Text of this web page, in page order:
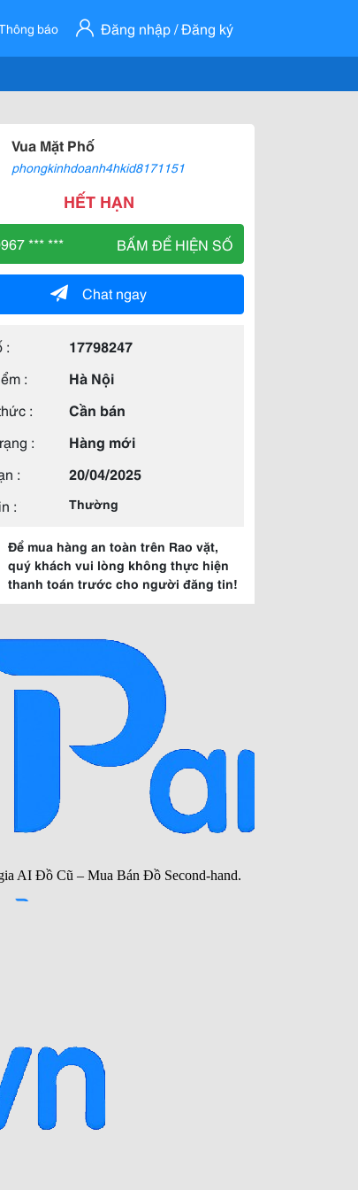
báo Đăng nhập / Đăng ký
Vua Mặt Phố
phongkinhdoanh4hkid8171151
HẾT HẠN
*** *** BẤM ĐỂ HIỆN SỐ
Chat ngay
:
17798247
:
Hà Nội
:
Cần bán
:
Hàng mới
:
20/04/2025
:
Thường
Để mua hàng an toàn trên Rao vặt,
quý khách vui lòng không thực hiện
thanh toán trước cho người đăng tin!